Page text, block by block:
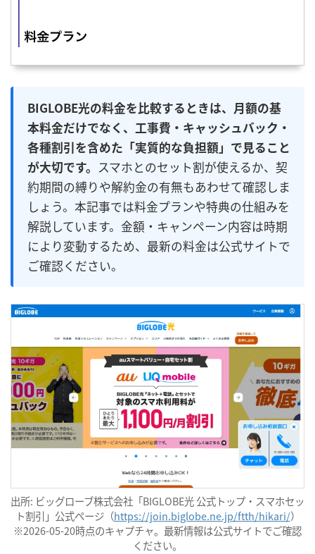
BIGLOBE光の料金を比較するときは、月額の基
本料金だけでなく、工事費・キャッシュバック・
各種割引を含めた「実質的な負担額」で見ること
が大切です。 スマホとのセット割が使えるか、契
約期間の縛りや解約金の有無もあわせて確認しま
しょう。本記事では料金プランや特典の仕組みを
解説しています。金額・キャンペーン内容は時期
により変動するため、最新の料金は公式サイトで
ご確認ください。
出所: ビッグローブ株式会社「BIGLOBE光 公式トップ・スマホセッ
ト割引」公式ページ（https://join.biglobe.ne.jp/ftth/hikari/）
※2026-05-20時点のキャプチャ。最新情報は公式サイトでご確認
ください。